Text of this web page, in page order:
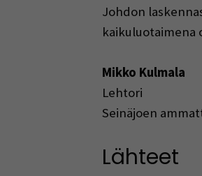
Johdon
kaikuluotaimena
Mikko Kulmala
Lehtori
Seinäjoen
Lähteet